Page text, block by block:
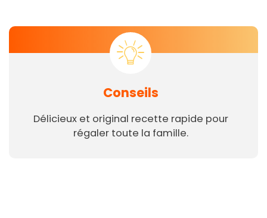
Conseils
Délicieux et original recette rapide pour
régaler toute la famille.